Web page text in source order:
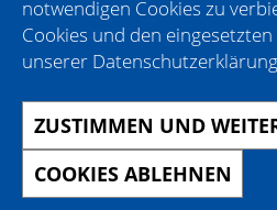
Großhandelsbetriebs
wir DICH ausbilden
Um Ihr Unternehmensprofil zu
Impressum &
notwendigen Cookies zu
Cookies und den
unserer Datenschutzerklärung
ZUSTIMMEN UND
COOKIES ABLEHNEN